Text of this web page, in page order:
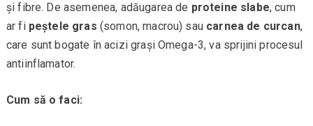
și fibre. De asemenea, adăugarea de proteine slabe, cum
ar fi peștele gras (somon, macrou) sau carnea de curcan,
care sunt bogate în acizi grași Omega-3, va sprijini procesul
antiinflamator.
Cum să o faci: